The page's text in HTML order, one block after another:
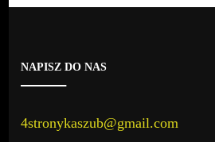
NAPISZ DO NAS
4stronykaszub@gmail.com